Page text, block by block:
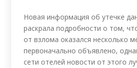
Новая информация об утечке
раскрала подробности о том,
от взлома оказался несколько
первоначально объявлено,
сети отелей новости от этого